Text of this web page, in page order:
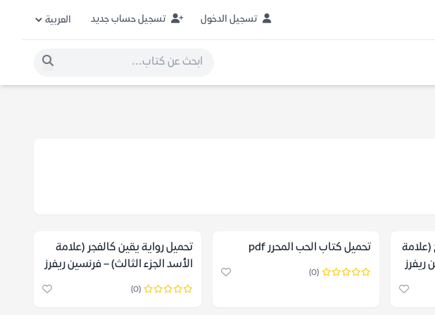
تسجيل الدخول تسجيل حساب جديد
(علامة
ريفرز
تحميل كتاب الحب المحرر pdf
(0)
تحميل رواية يقين كالفجر (علامة
الأسد الجزء الثالث) – فرنسين ريفرز
(0)